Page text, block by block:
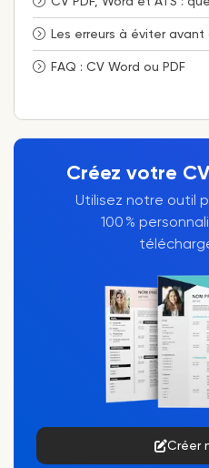
Les erreurs à éviter avant
FAQ : CV Word ou PDF
Créez votre
Utilisez notre outil
100 %
Créer